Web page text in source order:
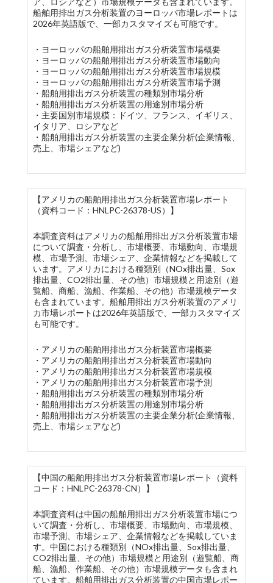
船舶用排出ガス分析装置のヨーロッパ市場レポートは
2026年英語版で、一部カスタマイズも可能です。
・ヨーロッパの船舶用排出ガス分析装置市場概要
・ヨーロッパの船舶用排出ガス分析装置市場動向
・ヨーロッパの船舶用排出ガス分析装置市場規模
・ヨーロッパの船舶用排出ガス分析装置市場予測
・船舶用排出ガス分析装置の種類別市場分析
・船舶用排出ガス分析装置の用途別市場分析
・主要国別市場規模：ドイツ、フランス、イギリス、
イタリア、ロシアなど
・船舶用排出ガス分析装置の主要企業分析(企業情報、
売上、市場シェアなど)
【アメリカの船舶用排出ガス分析装置市場レポート
（資料コード：HNLPC-26378-US）】
本調査資料はアメリカの船舶用排出ガス分析装置市場
について調査・分析し、市場概要、市場動向、市場規
模、市場予測、市場シェア、企業情報などを掲載して
います。アメリカにおける種類別（NOx排出量、Sox
排出量、CO2排出量、その他）市場規模と用途別（遊
覧船、商船、漁船、作業船、その他）市場規模データ
も含まれています。船舶用排出ガス分析装置のアメリ
カ市場レポートは2026年英語版で、一部カスタマイズ
も可能です。
・アメリカの船舶用排出ガス分析装置市場概要
・アメリカの船舶用排出ガス分析装置市場動向
・アメリカの船舶用排出ガス分析装置市場規模
・アメリカの船舶用排出ガス分析装置市場予測
・船舶用排出ガス分析装置の種類別市場分析
・船舶用排出ガス分析装置の用途別市場分析
・船舶用排出ガス分析装置の主要企業分析(企業情報、
売上、市場シェアなど)
【中国の船舶用排出ガス分析装置市場レポート（資料
コード：HNLPC-26378-CN）】
本調査資料は中国の船舶用排出ガス分析装置市場につ
いて調査・分析し、市場概要、市場動向、市場規模、
市場予測、市場シェア、企業情報などを掲載していま
す。中国における種類別（NOx排出量、Sox排出量、
CO2排出量、その他）市場規模と用途別（遊覧船、商
船、漁船、作業船、その他）市場規模データも含まれ
ています。船舶用排出ガス分析装置の中国市場レポー